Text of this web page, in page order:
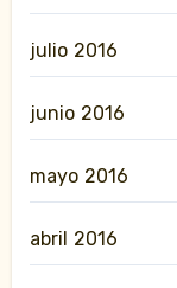
julio 2016
junio 2016
mayo 2016
abril 2016